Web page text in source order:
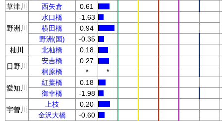
草津川
西矢倉 0.61
野洲川
水口橋
-1.63
横田橋
0.94
野洲(国)
-0.35
杣川
北杣橋 0.18
日野川
安吉橋
0.27
桐原橋
* *
愛知川
紅葉橋
0.18
御幸橋
-1.98
宇曽川
上枝
0.20
金沢大橋
-0.60